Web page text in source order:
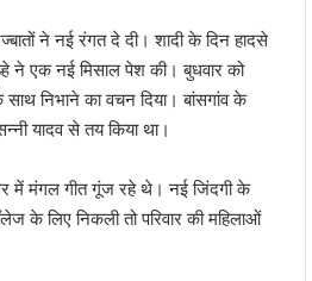
ने नई रंगत दे दी। शादी के दिन हादसे
ने एक नई मिसाल पेश की। बुधवार को
निभाने का वचन दिया। बांसगांव के
यादव से तय किया था।
में मंगल गीत गूंज रहे थे। नई जिंदगी के
के लिए निकली तो परिवार की महिलाओं